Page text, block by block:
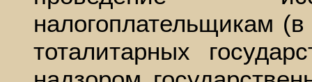
налогоплательщикам
тоталитарных